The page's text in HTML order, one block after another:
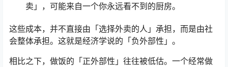
卖」，可能来自一个你永远看不到的厨房。
这些成本，并不直接由「选择外卖的人」承担，而是由社
会整体承担。这就是经济学说的「负外部性」。
相比之下，做饭的「正外部性」往往被低估。一个经常做